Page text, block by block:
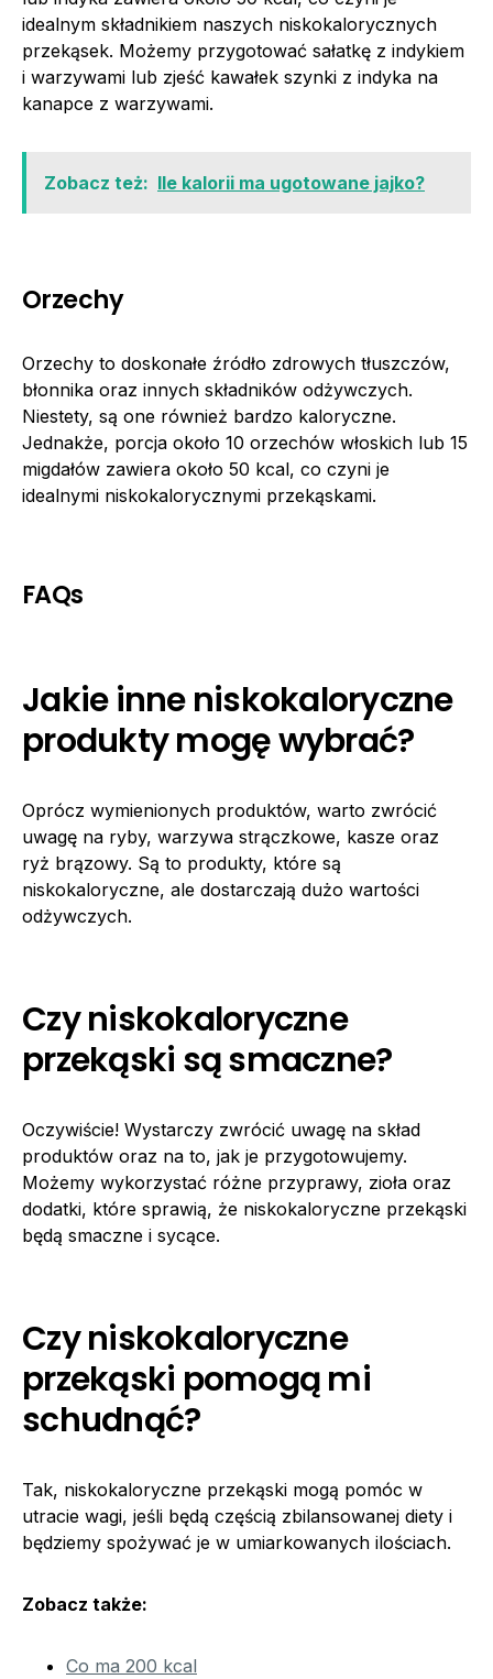
idealnym składnikiem naszych niskokalorycznych
przekąsek. Możemy przygotować sałatkę z indykiem
i warzywami lub zjeść kawałek szynki z indyka na
kanapce z warzywami.
Zobacz też: Ile kalorii ma ugotowane jajko?
Orzechy
Orzechy to doskonałe źródło zdrowych tłuszczów,
błonnika oraz innych składników odżywczych.
Niestety, są one również bardzo kaloryczne.
Jednakże, porcja około 10 orzechów włoskich lub 15
migdałów zawiera około 50 kcal, co czyni je
idealnymi niskokalorycznymi przekąskami.
FAQs
Jakie inne niskokaloryczne
produkty mogę wybrać?
Oprócz wymienionych produktów, warto zwrócić
uwagę na ryby, warzywa strączkowe, kasze oraz
ryż brązowy. Są to produkty, które są
niskokaloryczne, ale dostarczają dużo wartości
odżywczych.
Czy niskokaloryczne
przekąski są smaczne?
Oczywiście! Wystarczy zwrócić uwagę na skład
produktów oraz na to, jak je przygotowujemy.
Możemy wykorzystać różne przyprawy, zioła oraz
dodatki, które sprawią, że niskokaloryczne przekąski
będą smaczne i sycące.
Czy niskokaloryczne
przekąski pomogą mi
schudnąć?
Tak, niskokaloryczne przekąski mogą pomóc w
utracie wagi, jeśli będą częścią zbilansowanej diety i
będziemy spożywać je w umiarkowanych ilościach.
Zobacz także:
Co ma 200 kcal